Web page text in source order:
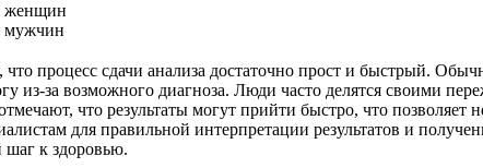
женщин
мужчин
процесс сдачи анализа достаточно прост и быстрый.
из-за возможного диагноза. Люди часто делятся своими
что результаты могут прийти быстро, что позволяет
для правильной интерпретации результатов и
шаг к здоровью.